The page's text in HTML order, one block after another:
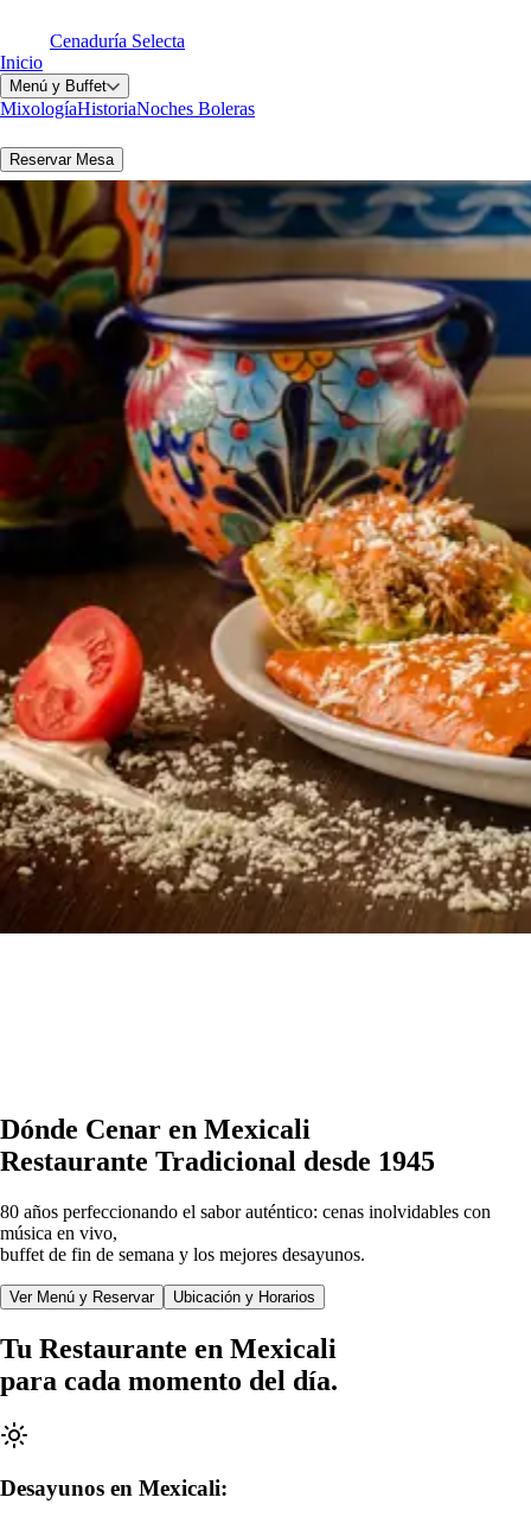
Cenaduría Selecta
Inicio
Menú y Buffet
MixologíaHistoriaNoches Boleras
Reservar Mesa
Dónde Cenar en Mexicali
Restaurante Tradicional desde 1945
80 años perfeccionando el sabor auténtico: cenas inolvidables con
música en vivo,
buffet de fin de semana y los mejores desayunos.
Ver Menú y Reservar Ubicación y Horarios
Tu Restaurante en Mexicali
para cada momento del día.
Desayunos en Mexicali: